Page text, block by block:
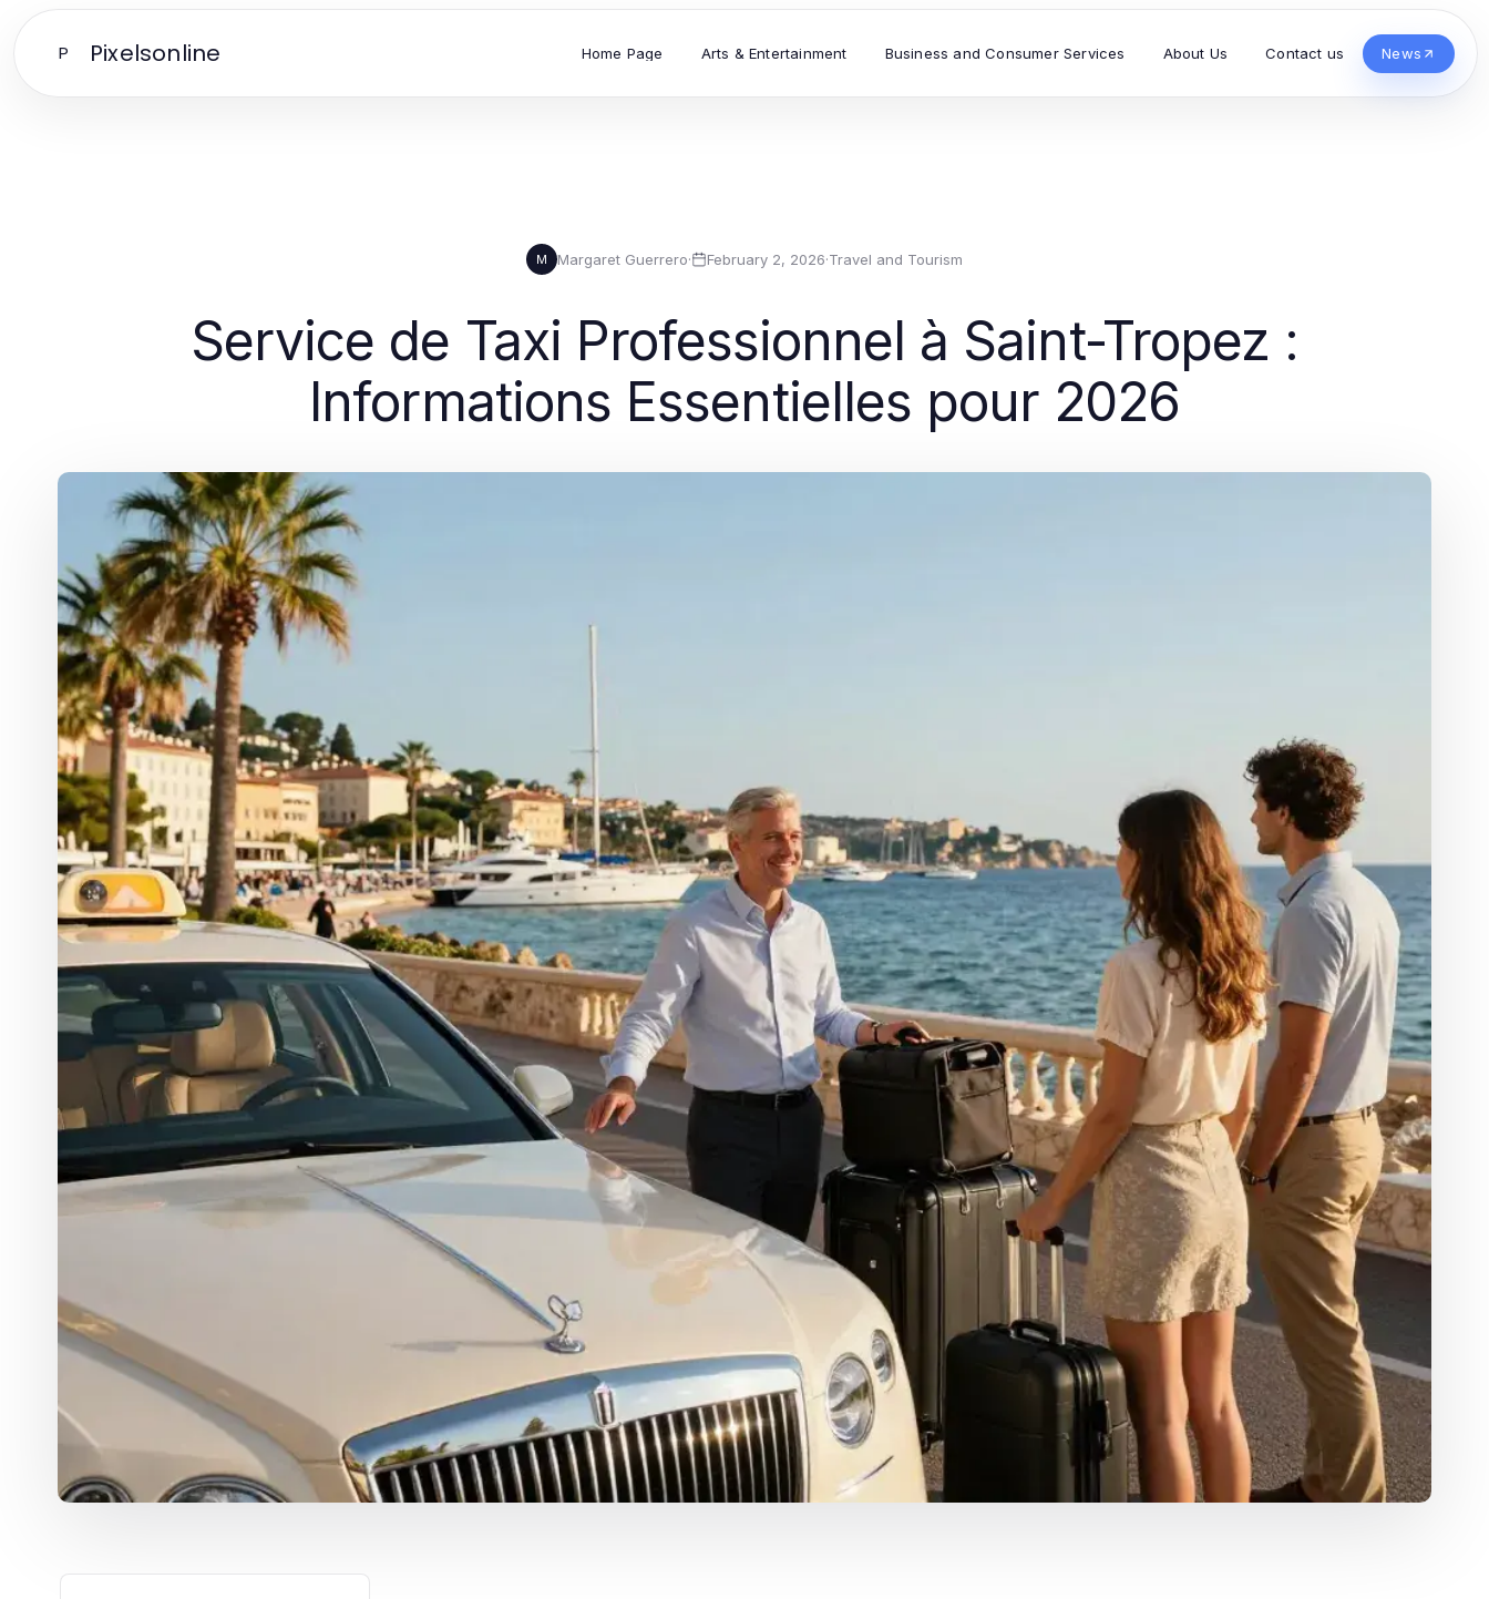
P Pixelsonline Home Page Arts & Entertainment Business and Consumer Services About Us Contact us News
M Margaret Guerrero· February 2, 2026·Travel and Tourism
Service de Taxi Professionnel à Saint-Tropez :
Informations Essentielles pour 2026